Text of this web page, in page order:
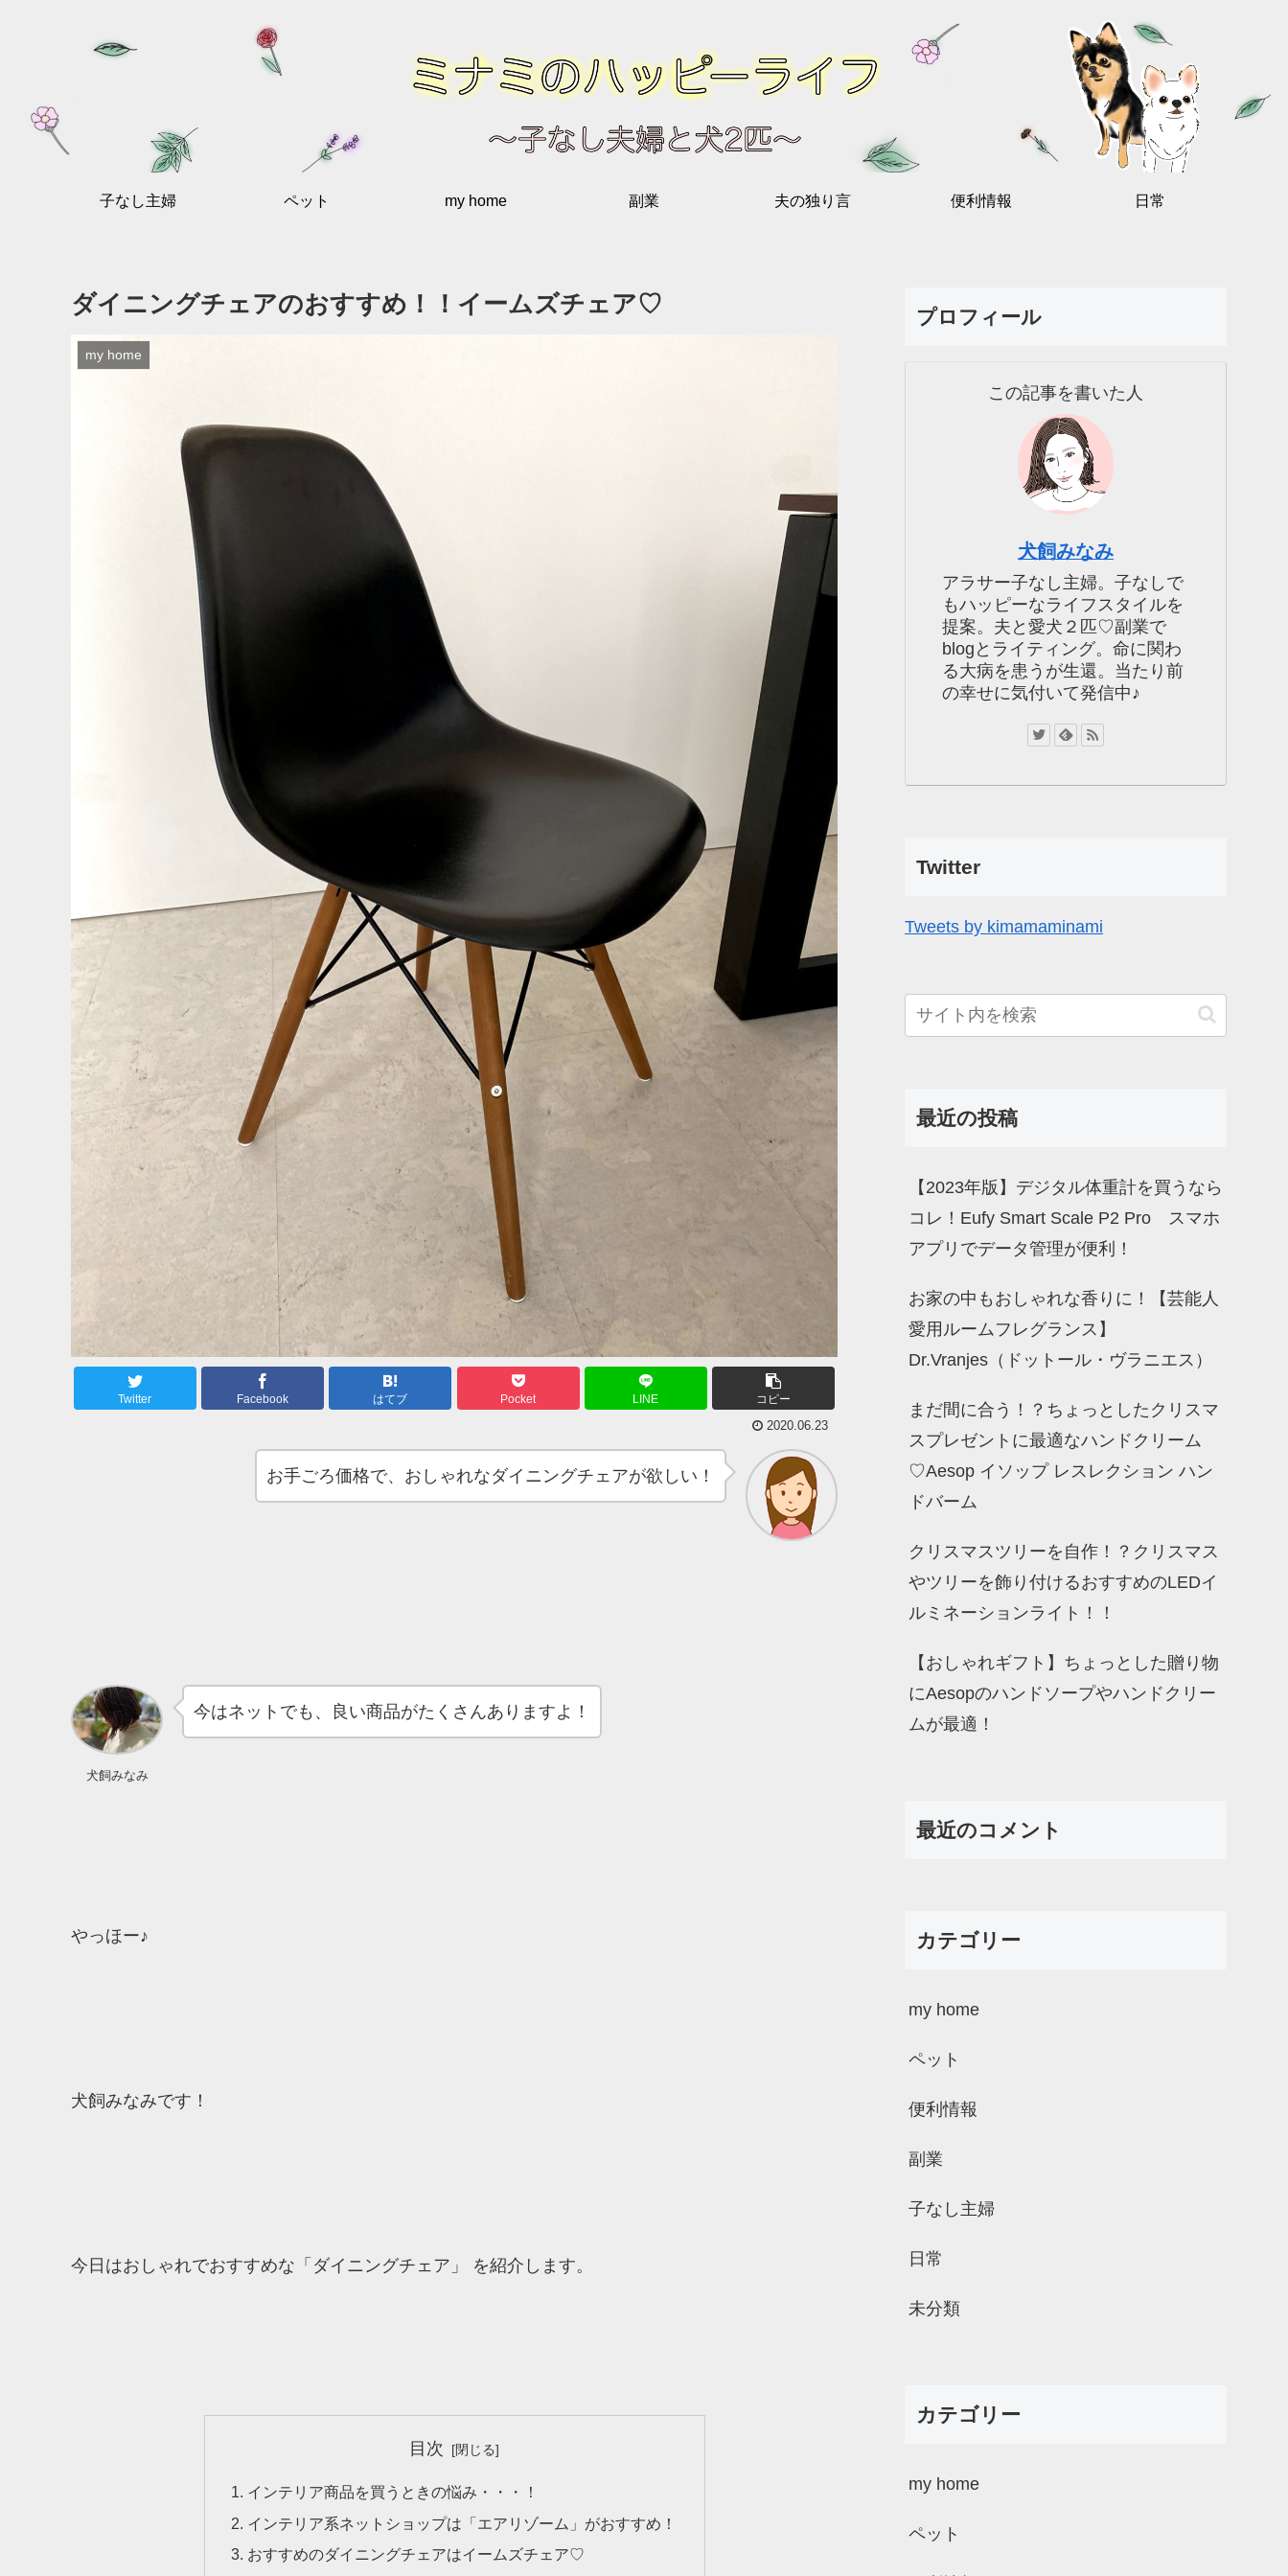
子なし主婦 ペット my home 副業 夫の独り言 便利情報 日常
ダイニングチェアのおすすめ！！イームズチェア♡
my home
Twitter Facebook はてブ Pocket LINE コピー
2020.06.23
お手ごろ価格で、おしゃれなダイニングチェアが欲しい！
犬飼みなみ
今はネットでも、良い商品がたくさんありますよ！
やっほー♪
犬飼みなみです！
今日はおしゃれでおすすめな「ダイニングチェア」 を紹介します。
目次
インテリア商品を買うときの悩み・・・！
インテリア系ネットショップは「エアリゾーム」がおすすめ！
おすすめのダイニングチェアはイームズチェア♡
プロフィール
この記事を書いた人
犬飼みなみ
アラサー子なし主婦。子なしで
もハッピーなライフスタイルを
提案。夫と愛犬２匹♡副業で
blogとライティング。命に関わ
る大病を患うが生還。当たり前
の幸せに気付いて発信中♪
Twitter
Tweets by kimamaminami
最近の投稿
【2023年版】デジタル体重計を買うなら
コレ！Eufy Smart Scale P2 Pro スマホ
アプリでデータ管理が便利！
お家の中もおしゃれな香りに！【芸能人
愛用ルームフレグランス】
Dr.Vranjes（ドットール・ヴラニエス）
まだ間に合う！？ちょっとしたクリスマ
スプレゼントに最適なハンドクリーム
♡Aesop イソップ レスレクション ハン
ドバーム
クリスマスツリーを自作！？クリスマス
やツリーを飾り付けるおすすめのLEDイ
ルミネーションライト！！
【おしゃれギフト】ちょっとした贈り物
にAesopのハンドソープやハンドクリー
ムが最適！
最近のコメント
カテゴリー
my home
ペット
便利情報
副業
子なし主婦
日常
未分類
カテゴリー
my home
ペット